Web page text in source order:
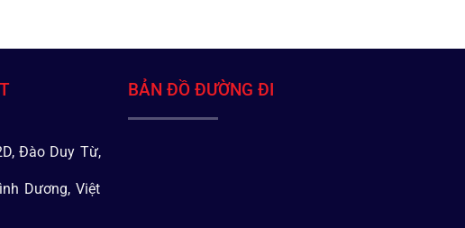
Đào Duy Từ,
Dương, Việt
BẢN ĐỒ ĐƯỜNG ĐI